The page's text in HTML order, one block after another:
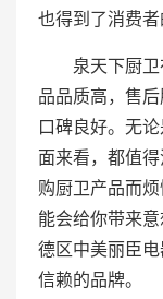
也得到了消费者
泉天下厨
品品质高，售
口碑良好。无
面来看，都值
购厨卫产品而
能会给你带来
德区中美丽臣
信赖的品牌。